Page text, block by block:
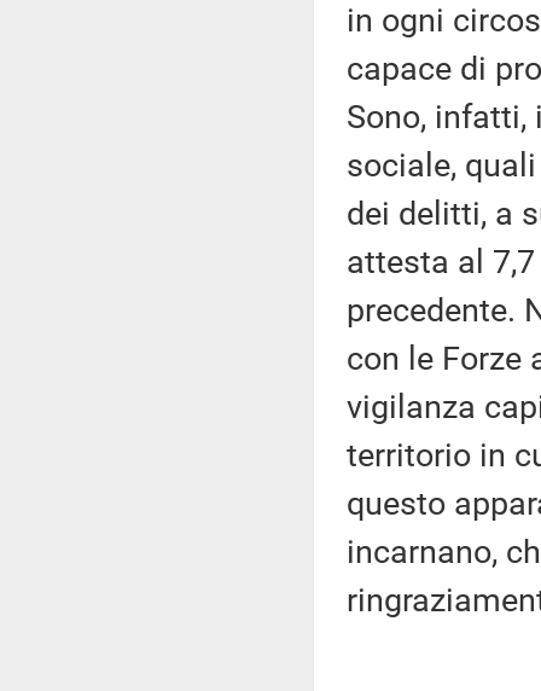
in ogni
capace di
Sono,
sociale,
dei delitti, a
attesta al
precedente.
con le Forze
vigilanza
territorio in
questo
incarnano,